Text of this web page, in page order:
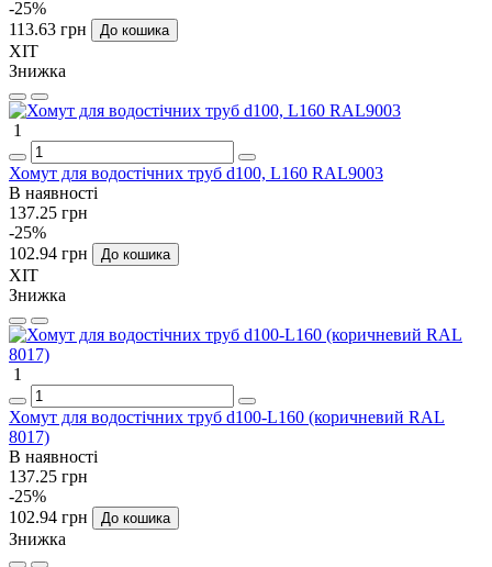
-25%
113.63 грн
До кошика
ХІТ
Знижка
1
Хомут для водостічних труб d100, L160 RAL9003
В наявності
137.25 грн
-25%
102.94 грн
До кошика
ХІТ
Знижка
1
Хомут для водостічних труб d100-L160 (коричневий RAL
8017)
В наявності
137.25 грн
-25%
102.94 грн
До кошика
Знижка